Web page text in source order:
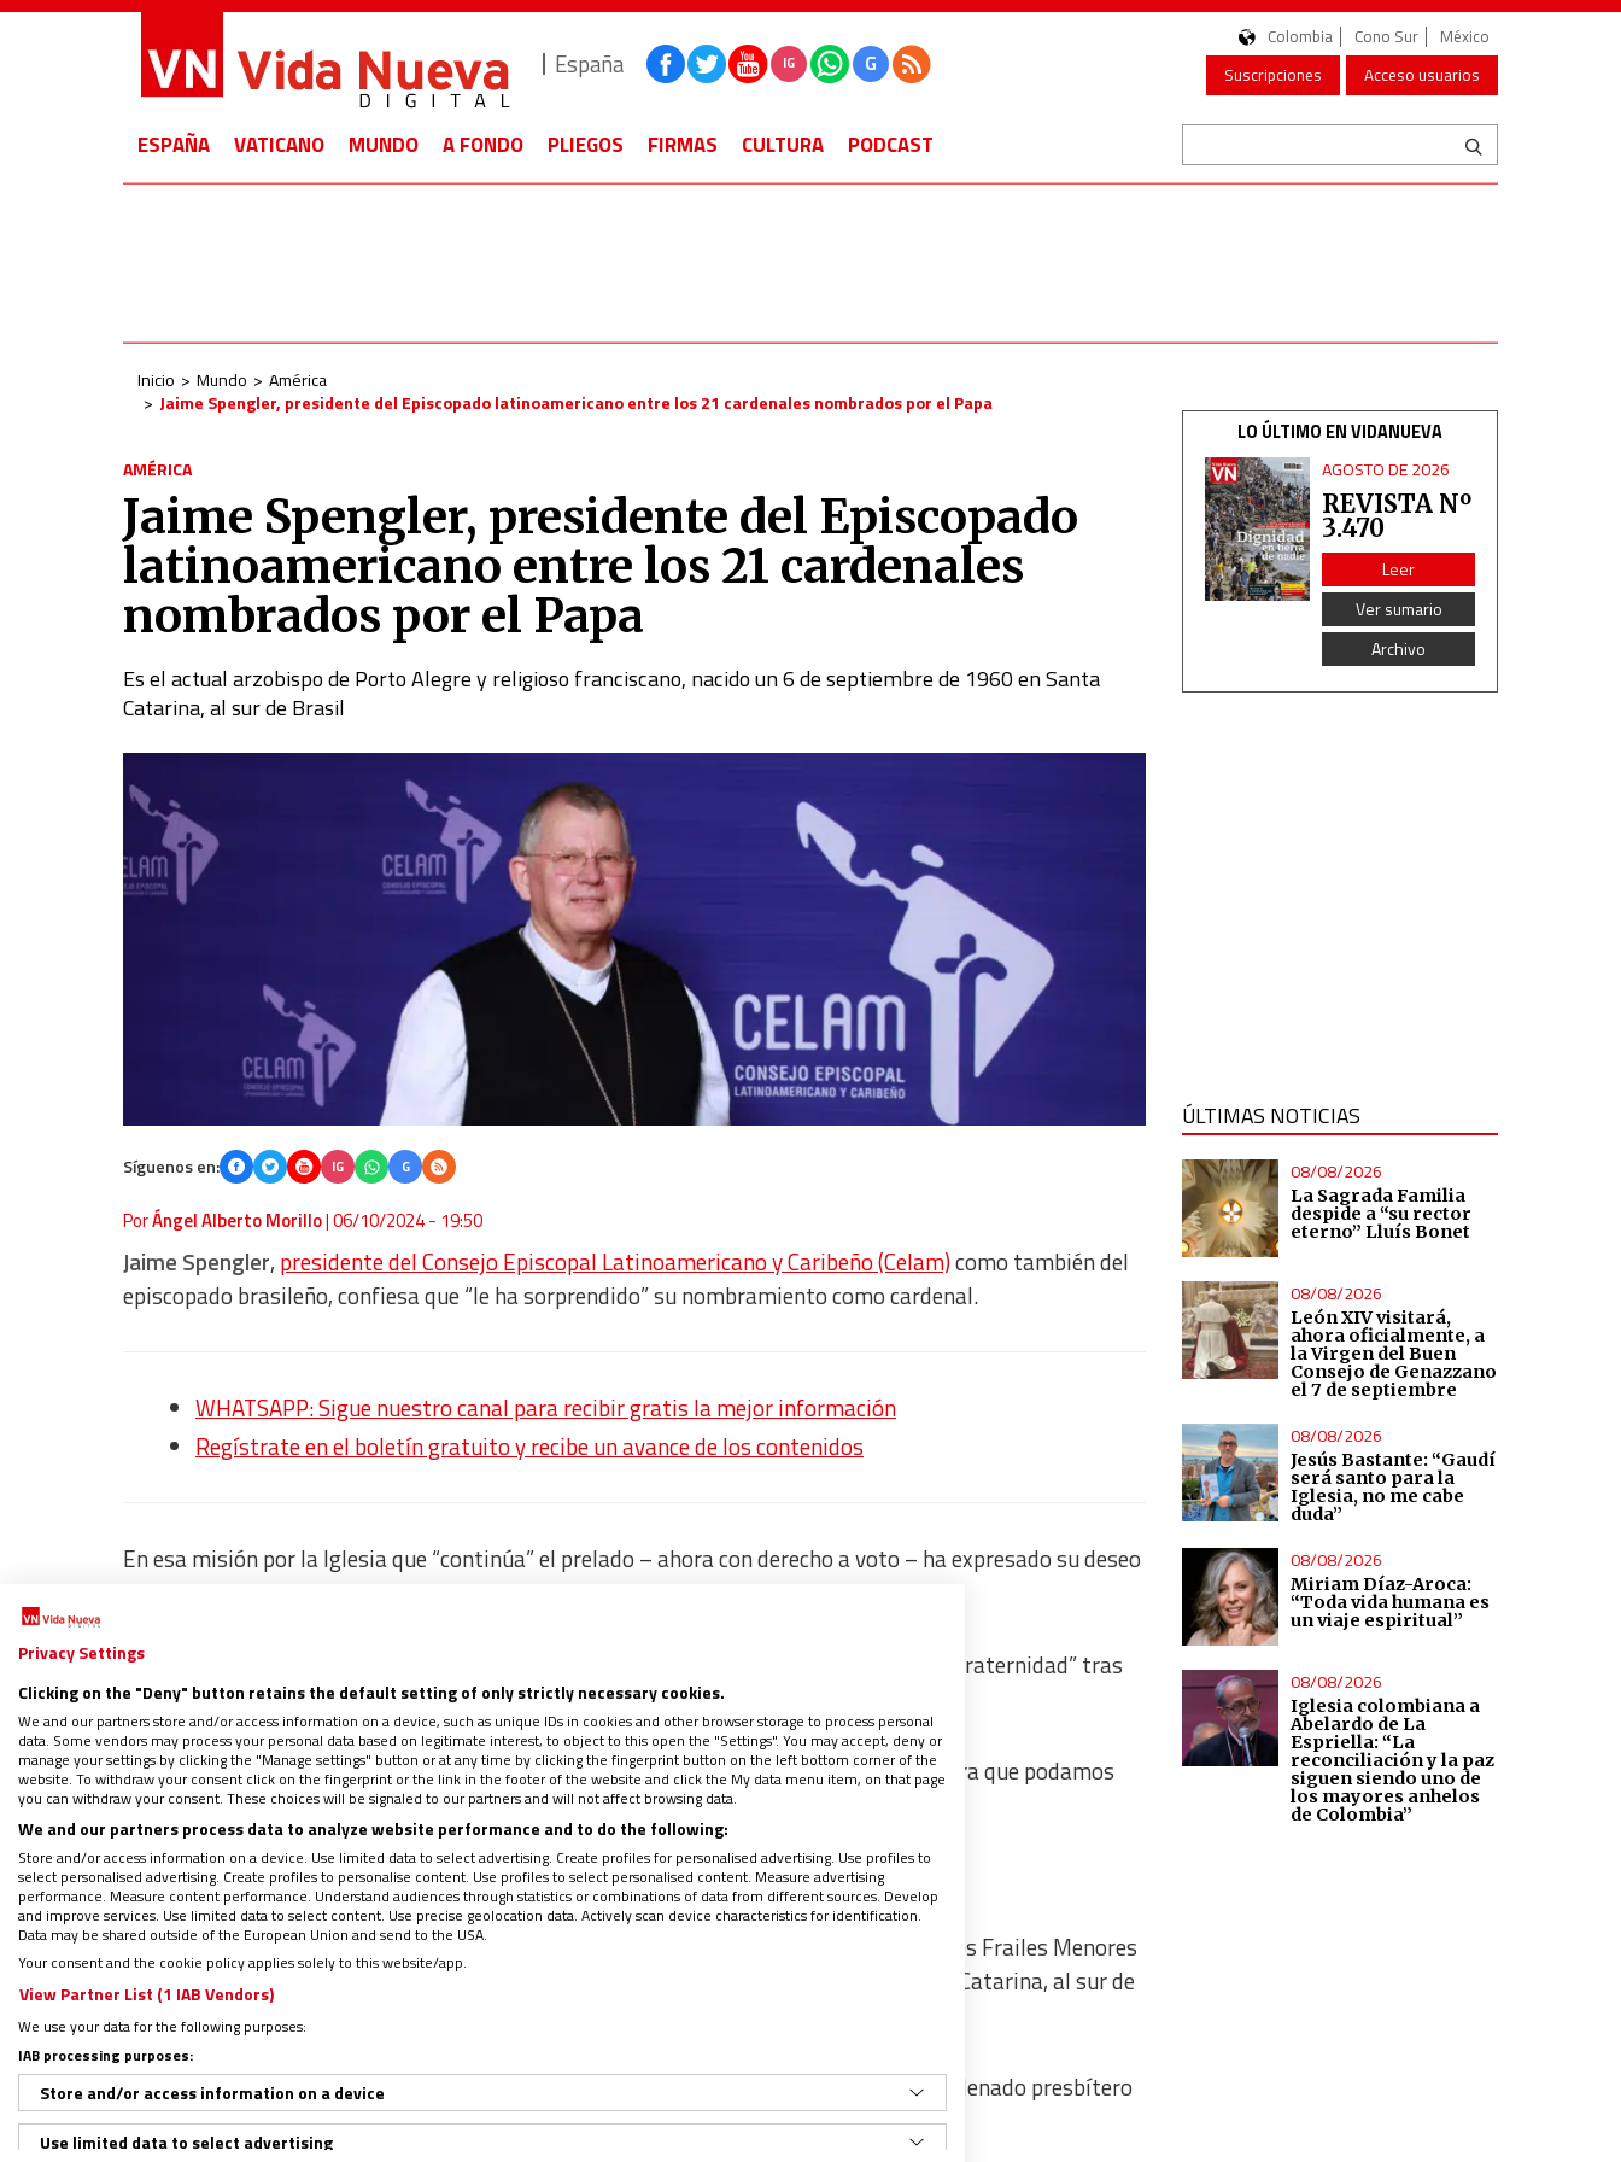
España IG G
Colombia Cono Sur
México
Suscripciones
Acceso usuarios
ESPAÑA VATICANO MUNDO A FONDO PLIEGOS FIRMAS CULTURA PODCAST
Inicio Mundo
América
Jaime Spengler, presidente del Episcopado latinoamericano entre los 21 cardenales nombrados por el Papa
AMÉRICA
Jaime Spengler, presidente del Episcopado
latinoamericano entre los 21 cardenales
nombrados por el Papa
Es el actual arzobispo de Porto Alegre y religioso franciscano, nacido un 6 de septiembre de 1960 en Santa
Catarina, al sur de Brasil
Síguenos en: IG G
PorÁngel Alberto Morillo|06/10/2024 - 19:50
Jaime Spengler, presidente del Consejo Episcopal Latinoamericano y Caribeño (Celam)como también del
episcopado brasileño, confiesa que “le ha sorprendido” su nombramiento como cardenal.
WHATSAPP: Sigue nuestro canal para recibir gratis la mejor información
Regístrate en el boletín gratuito y recibe un avance de los contenidos
En esa misión por la Iglesia que “continúa” el prelado – ahora con derecho a voto – ha expresado su deseo
Agradeció al Papa el voto de confianza como a quienes le han mostrado su “cercanía y fraternidad” tras
este anuncio.
Ha pedido a todos: clero, vida religiosa y laicado “caminemos juntos en la comunión para que podamos
promover, ya entre nosotros, el reino de Dios y su justicia”.
¿Quién es Jaime Spengler?
Spengler, de 64 años, es el actual arzobispo de Porto Alegre y religioso de la Orden de los Frailes Menores
(franciscanos), que nació un 6 de septiembre de 1960 en Gaspar, en el estado de Santa Catarina, al sur de
Brasil.
Comenzó su vida religiosa cuando ingresó al seminario el 20 de enero de 1982 y fue ordenado presbítero
el 17 de noviembre de 1990.
LO ÚLTIMO EN VIDANUEVA
AGOSTO DE 2026
REVISTA Nº
3.470
Leer
Ver sumario
Archivo
ÚLTIMAS NOTICIAS
08/08/2026
La Sagrada Familia
despide a “su rector
eterno” Lluís Bonet
08/08/2026
León XIV visitará,
ahora oficialmente, a
la Virgen del Buen
Consejo de Genazzano
el 7 de septiembre
08/08/2026
Jesús Bastante: “Gaudí
será santo para la
Iglesia, no me cabe
duda”
08/08/2026
Miriam Díaz-Aroca:
“Toda vida humana es
un viaje espiritual”
08/08/2026
Iglesia colombiana a
Abelardo de La
Espriella: “La
reconciliación y la paz
siguen siendo uno de
los mayores anhelos
de Colombia”
Privacy Settings
Clicking on the "Deny" button retains the default setting of only strictly necessary cookies.
We and our partners store and/or access information on a device, such as unique IDs in cookies and other browser storage to process personal
data. Some vendors may process your personal data based on legitimate interest, to object to this open the "Settings". You may accept, deny or
manage your settings by clicking the "Manage settings" button or at any time by clicking the fingerprint button on the left bottom corner of the
website. To withdraw your consent click on the fingerprint or the link in the footer of the website and click the My data menu item, on that page
you can withdraw your consent. These choices will be signaled to our partners and will not affect browsing data.
We and our partners process data to analyze website performance and to do the following:
Store and/or access information on a device. Use limited data to select advertising. Create profiles for personalised advertising. Use profiles to
select personalised advertising. Create profiles to personalise content. Use profiles to select personalised content. Measure advertising
performance. Measure content performance. Understand audiences through statistics or combinations of data from different sources. Develop
and improve services. Use limited data to select content. Use precise geolocation data. Actively scan device characteristics for identification.
Data may be shared outside of the European Union and send to the USA.
Your consent and the cookie policy applies solely to this website/app.
View Partner List (1 IAB Vendors)
We use your data for the following purposes:
IAB processing purposes:
Store and/or access information on a device
Use limited data to select advertising